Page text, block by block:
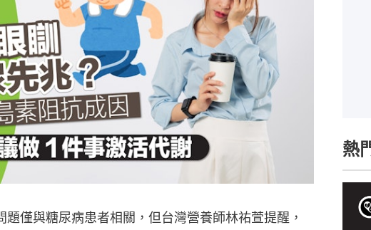
題僅與糖尿病患者相關，但台灣營養師林祐萱提醒，
熱